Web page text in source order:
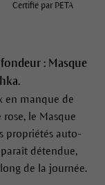
: Masque
en manque de
le Masque
propriétés auto-
détendue,
de la journée.
Certifié par PETA